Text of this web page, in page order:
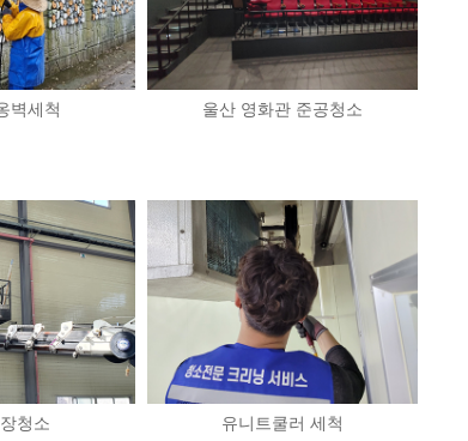
벽세척 울산 영화관 준공청소
청소 유니트쿨러 세척